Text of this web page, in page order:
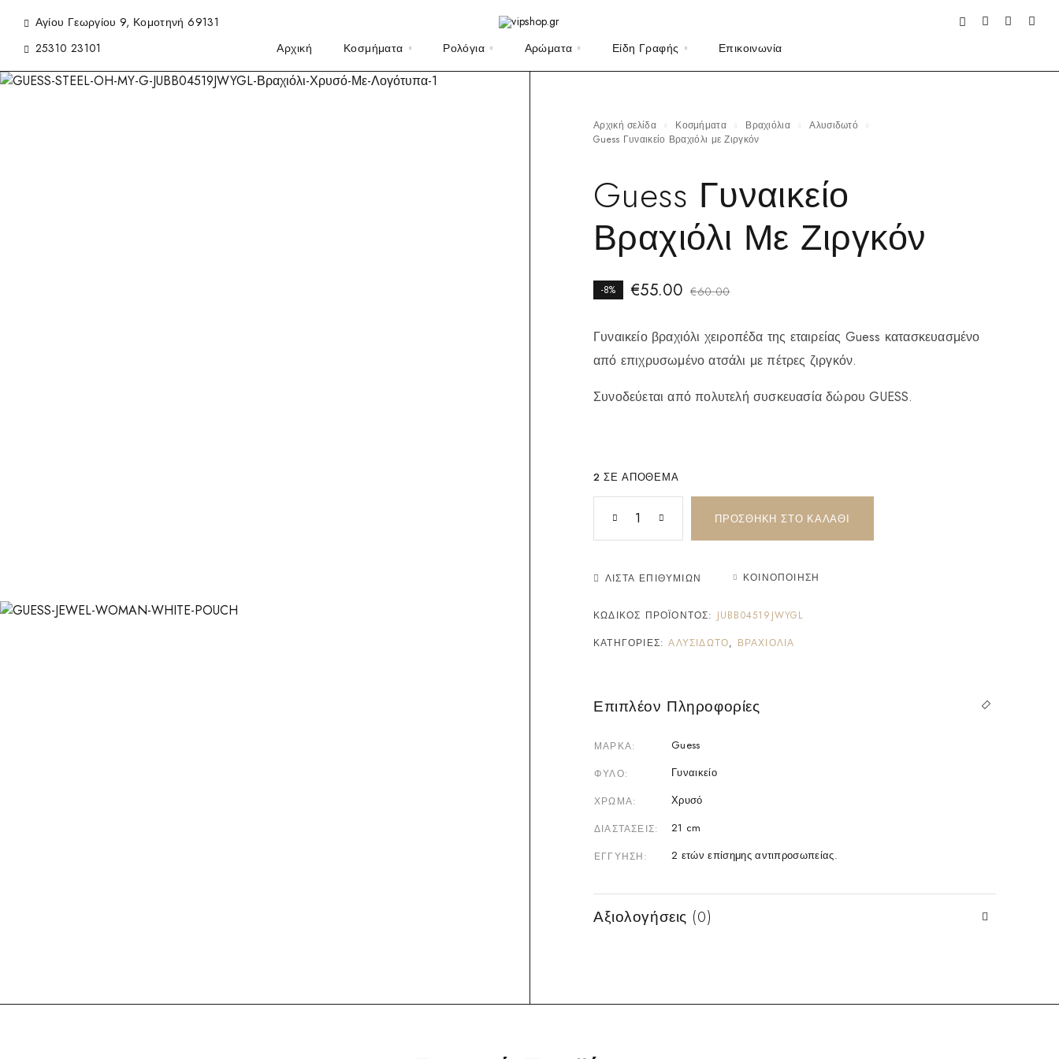
Αγίου Γεωργίου 9, Κομοτηνή 69131
25310 23101
Αρχική Κοσμήματα Ρολόγια Αρώματα Είδη Γραφής Επικοινωνία
Αρχική σελίδα Κοσμήματα Βραχιόλια
Αλυσιδωτό
Guess Γυναικείο Βραχιόλι με Ζιργκόν
Guess Γυναικείο
Βραχιόλι Με Ζιργκόν
-8% €60.00
€55.00
Γυναικείο βραχιόλι χειροπέδα της εταιρείας Guess κατασκευασμένο
από επιχρυσωμένο ατσάλι με πέτρες ζιργκόν.
Συνοδεύεται από πολυτελή συσκευασία δώρου GUESS.
2 ΣΕ ΑΠΌΘΕΜΑ
ΠΡΟΣΘΉΚΗ ΣΤΟ ΚΑΛΆΘΙ
ΛΊΣΤΑ ΕΠΙΘΥΜΙΏΝ ΚΟΙΝΟΠΟΊΗΣΗ
ΚΩΔΙΚΌΣ ΠΡΟΪΌΝΤΟΣ: JUBB04519JWYGL
ΚΑΤΗΓΟΡΊΕΣ:ΑΛΥΣΙΔΩΤΌ, ΒΡΑΧΙΌΛΙΑ
Επιπλέον Πληροφορίες
ΜΆΡΚΑ Guess
ΦΎΛΟ Γυναικείο
ΧΡΏΜΑ Χρυσό
ΔΙΑΣΤΆΣΕΙΣ 21 cm
ΕΓΓΎΗΣΗ 2 ετών επίσημης αντιπροσωπείας.
Αξιολογήσεις (0)